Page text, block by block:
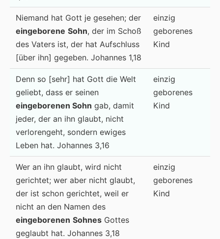
Niemand hat Gott je gesehen; der
eingeborene Sohn, der im Schoß
des Vaters ist, der hat Aufschluss
[über ihn] gegeben. Johannes 1,18
einzig
geborenes
Kind
Denn so [sehr] hat Gott die Welt
geliebt, dass er seinen
eingeborenen Sohn gab, damit
jeder, der an ihn glaubt, nicht
verlorengeht, sondern ewiges
Leben hat. Johannes 3,16
einzig
geborenes
Kind
Wer an ihn glaubt, wird nicht
gerichtet; wer aber nicht glaubt,
der ist schon gerichtet, weil er
nicht an den Namen des
eingeborenen Sohnes Gottes
geglaubt hat. Johannes 3,18
einzig
geborenes
Kind